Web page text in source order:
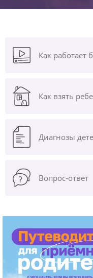
Как работает
Как взять
Диагнозы
Вопрос-ответ